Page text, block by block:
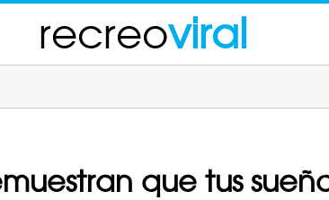
recreoviral
que tus